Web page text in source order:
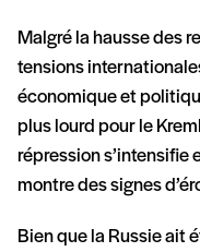
Malgré la hausse des
tensions
économique et
plus lourd pour le
répression
montre des signes
Bien que la Russie ait